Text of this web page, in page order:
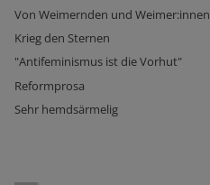
Von Weimernden und Weimer:innen
Krieg den Sternen
"Antifeminismus ist die Vorhut"
Reformprosa
Sehr hemdsärmelig